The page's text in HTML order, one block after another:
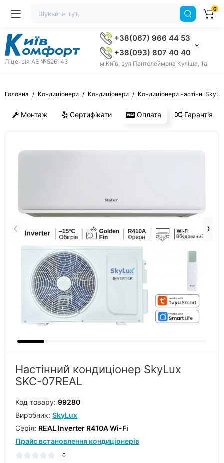
Ліцензія AE №526143
+38(067) 966 44 53
+38(093) 807 40 40
м.Київ, вул Пантелеймона Куліша, 1а
0
Головна Кондиціонери Кондиціонери Кондиціонери настінні
Монтаж Сертифікати Оплата Гарантія
Настінний кондиціонер SkyLux
SKC-07REAL
Код товару: 99280
Виробник: SkyLux
Серiя: REAL Inverter R410A Wi-Fi
Прайс встановлення кондиціонерів
0